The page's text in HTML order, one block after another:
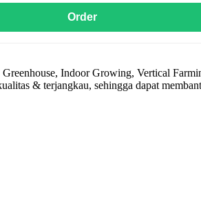
Order
Indoor Growing, Vertical
& terjangkau, sehingga dapat